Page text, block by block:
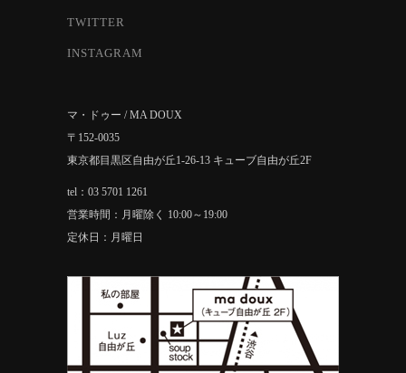
TWITTER
INSTAGRAM
マ・ドゥー / MA DOUX
〒152-0035
東京都目黒区自由が丘1-26-13 キューブ自由が丘2F
tel：03 5701 1261
営業時間：月曜除く 10:00～19:00
定休日：月曜日